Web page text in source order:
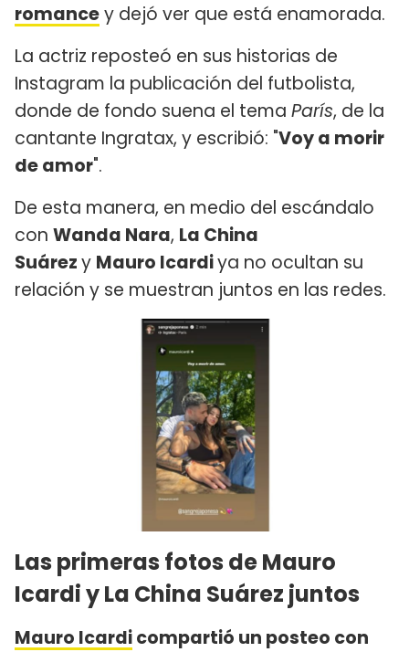
romancey dejó ver que está enamorada.
La actriz reposteó en sus historias de
Instagram la publicación del futbolista,
donde de fondo suena el tema París, de la
cantante Ingratax, y escribió: "Voy a morir
de amor".
De esta manera, en medio del escándalo
con Wanda Nara, La China
Suárezy Mauro Icardiya no ocultan su
relación y se muestran juntos en las redes.
Las primeras fotos de Mauro
Icardi y La China Suárez juntos
Mauro Icardicompartió un posteo con